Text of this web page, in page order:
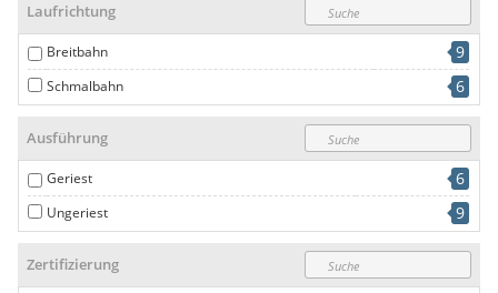
Laufrichtung
Breitbahn 9
Schmalbahn 6
Ausführung
Geriest 6
Ungeriest 9
Zertifizierung